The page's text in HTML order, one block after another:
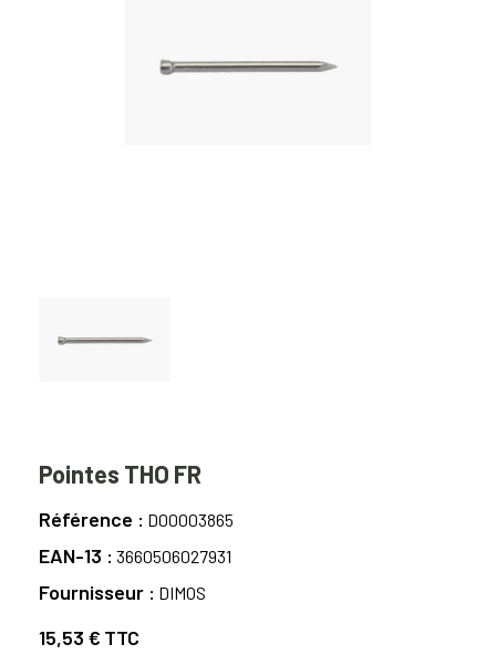
Pointes THO FR
Référence D00003865
EAN-13 3660506027931
Fournisseur DIMOS
15,53 € TTC